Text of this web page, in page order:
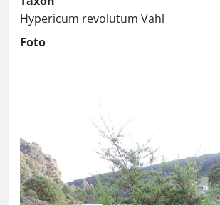
Hypericum revolutum Vahl
Foto